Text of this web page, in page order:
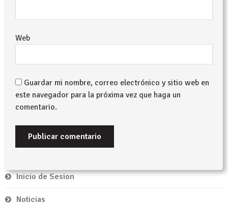
Web
Guardar mi nombre, correo electrónico y sitio web en
este navegador para la próxima vez que haga un
comentario.
Inicio de Sesion
Noticias